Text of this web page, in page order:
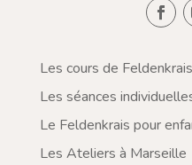
Les cours de Feldenkrais
Les séances
Le Feldenkrais pour
Les Ateliers à Marseille